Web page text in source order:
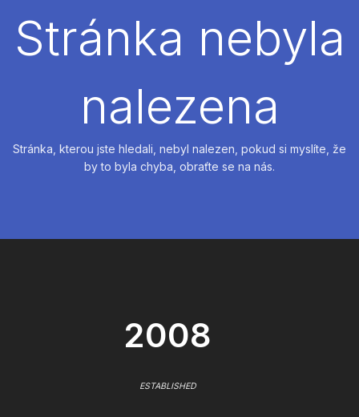
CS
Stránka nebyla
nalezena
Stránka, kterou jste hledali, nebyl nalezen, pokud si myslíte, že
by to byla chyba, obraťte se na nás.
2008
ESTABLISHED